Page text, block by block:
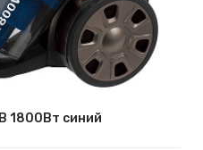
1800Вт синий